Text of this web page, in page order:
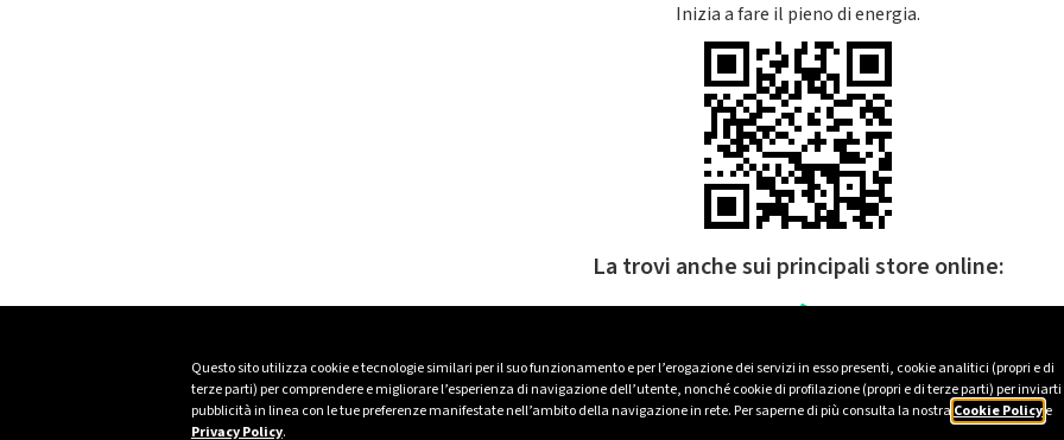
Questo sito utilizza cookie e tecnologie similari per il suo funzionamento e per l’erogazione dei servizi in esso presenti, cookie analitici (propri e di
terze parti) per comprendere e migliorare l’esperienza di navigazione dell’utente, nonché cookie di profilazione (propri e di terze parti) per inviarti
pubblicità in linea con le tue preferenze manifestate nell’ambito della navigazione in rete. Per saperne di più consulta la nostra Cookie Policye
Privacy Policy.
Inizia a fare il pieno di energia.
La trovi anche sui principali store online: